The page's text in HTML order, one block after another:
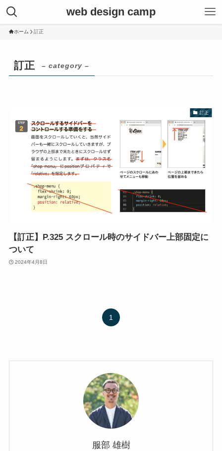
web design camp
ホーム 訂正
訂正 – category –
訂正
【訂正】P.325 スクロール時のサイドバー上部固定に
ついて
2024年4月8日
1
服部 雄樹